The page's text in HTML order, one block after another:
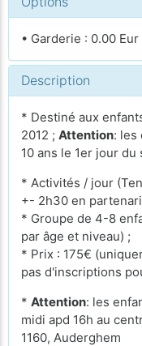
• Garderie : 0.00 Eur
Description
* Destiné aux
2012 ; Attention: les
10 ans le 1er jour du
* Activités / jour
+- 2h30 en
* Groupe de 4-8
par âge et niveau) ;
* Prix : 175€
pas d'inscriptions
* Attention: les
midi apd 16h au
1160, Auderghem